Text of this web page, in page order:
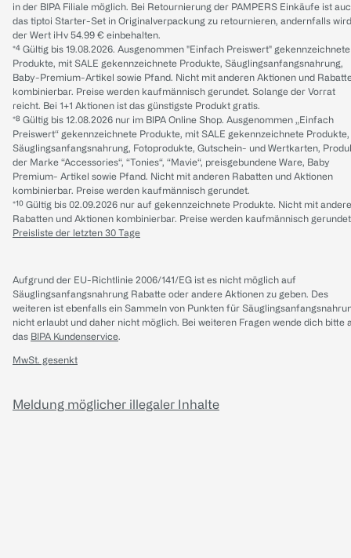
in der BIPA Filiale möglich. Bei Retournierung der PAMPERS Einkäufe ist
das tiptoi Starter-Set in Originalverpackung zu retournieren, andernfalls wird
der Wert iHv 54.99 € einbehalten.
*⁴ Gültig bis 19.08.2026. Ausgenommen "Einfach Preiswert" gekennzeichnete
Produkte, mit SALE gekennzeichnete Produkte, Säuglingsanfangsnahrung,
Baby-Premium-Artikel sowie Pfand. Nicht mit anderen Aktionen und
kombinierbar. Preise werden kaufmännisch gerundet. Solange der Vorrat
reicht. Bei 1+1 Aktionen ist das günstigste Produkt gratis.
*⁸ Gültig bis 12.08.2026 nur im BIPA Online Shop. Ausgenommen „Einfach
Preiswert“ gekennzeichnete Produkte, mit SALE gekennzeichnete Produkte,
Säuglingsanfangsnahrung, Fotoprodukte, Gutschein- und Wertkarten,
der Marke “Accessories“, “Tonies“, “Mavie“, preisgebundene Ware, Baby
Premium- Artikel sowie Pfand. Nicht mit anderen Rabatten und Aktionen
kombinierbar. Preise werden kaufmännisch gerundet.
*¹⁰ Gültig bis 02.09.2026 nur auf gekennzeichnete Produkte. Nicht mit
Rabatten und Aktionen kombinierbar. Preise werden kaufmännisch
Preisliste der letzten 30 Tage
Aufgrund der EU-Richtlinie 2006/141/EG ist es nicht möglich auf
Säuglingsanfangsnahrung Rabatte oder andere Aktionen zu geben. Des
weiteren ist ebenfalls ein Sammeln von Punkten für
nicht erlaubt und daher nicht möglich. Bei weiteren Fragen wende dich bitte
das BIPA Kundenservice.
MwSt. gesenkt
Meldung möglicher illegaler Inhalte